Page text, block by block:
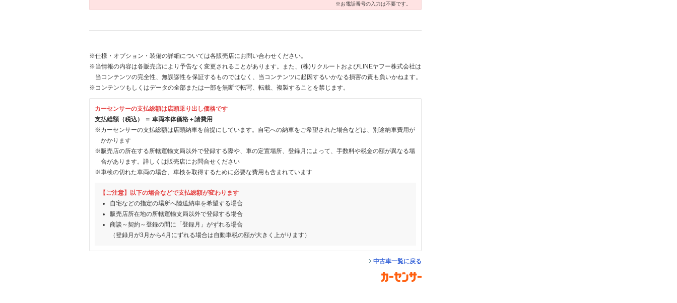
※お電話番号の入力は不要です。
※仕様・オプション・装備の詳細については各販売店にお問い合わせください。
※当情報の内容は各販売店により予告なく変更されることがあります。また、(株)リクルートおよびLINEヤフー株式会社は
当コンテンツの完全性、無誤謬性を保証するものではなく、当コンテンツに起因するいかなる損害の責も負いかねます。
※コンテンツもしくはデータの全部または一部を無断で転写、転載、複製することを禁じます。
カーセンサーの支払総額は店頭乗り出し価格です
支払総額（税込） ＝ 車両本体価格＋諸費用
※カーセンサーの支払総額は店頭納車を前提にしています。自宅への納車をご希望された場合などは、別途納車費用が
かかります
※販売店の所在する所轄運輸支局以外で登録する際や、車の定置場所、登録月によって、手数料や税金の額が異なる場
合があります。詳しくは販売店にお問合せください
※車検の切れた車両の場合、車検を取得するために必要な費用も含まれています
【ご注意】以下の場合などで支払総額が変わります
自宅などの指定の場所へ陸送納車を希望する場合
販売店所在地の所轄運輸支局以外で登録する場合
商談～契約～登録の間に「登録月」がずれる場合
（登録月が3月から4月にずれる場合は自動車税の額が大きく上がります）
中古車一覧に戻る